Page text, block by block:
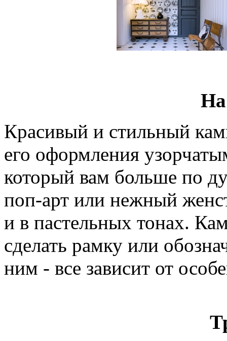
Красивый и стильный
его оформления
который вам больше по
поп-арт или нежный
и в пастельных тонах.
сделать рамку или
ним - все зависит от